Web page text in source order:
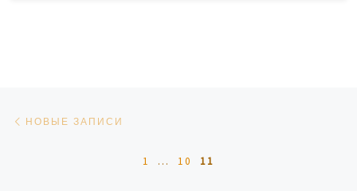
Навигация по записям
НОВЫЕ ЗАПИСИ
1 … 10 11